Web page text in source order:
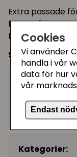
Cookies
Vi använder
handla i vår
data för hur
vår
Endast
Extra passade
hälsa på
Häng den i
Storlek:20 x
99 kr
I lager,
Kategorier: